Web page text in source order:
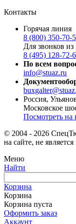
Контакты
Горячая линия
8 (800) 350-70-
Для звонков
8 (495) 128-72-
По всем
info@stuaz.ru
Россия,
Московское
Посмотреть на
© 2004 - 2026
на сайте, не
Меню
Найти
Корзина
Корзина
Корзина пуста
Оформить заказ
Аккаунт